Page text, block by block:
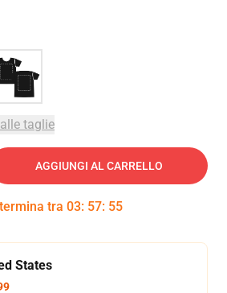
taglie
AGGIUNGI AL CARRELLO
tra 03: 57: 54
States